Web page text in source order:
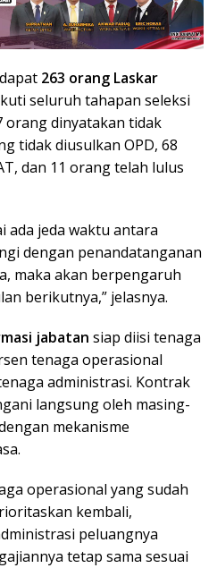
263 orang Laskar
seluruh tahapan seleksi
orang dinyatakan tidak
tidak diusulkan OPD, 68
dan 11 orang telah lulus
ada jeda waktu antara
dengan penandatanganan
maka akan berpengaruh
berikutnya,” jelasnya.
jabatan siap diisi tenaga
tenaga operasional
administrasi. Kontrak
langsung oleh masing-
mekanisme
operasional yang sudah
kembali,
peluangnya
tetap sama sesuai